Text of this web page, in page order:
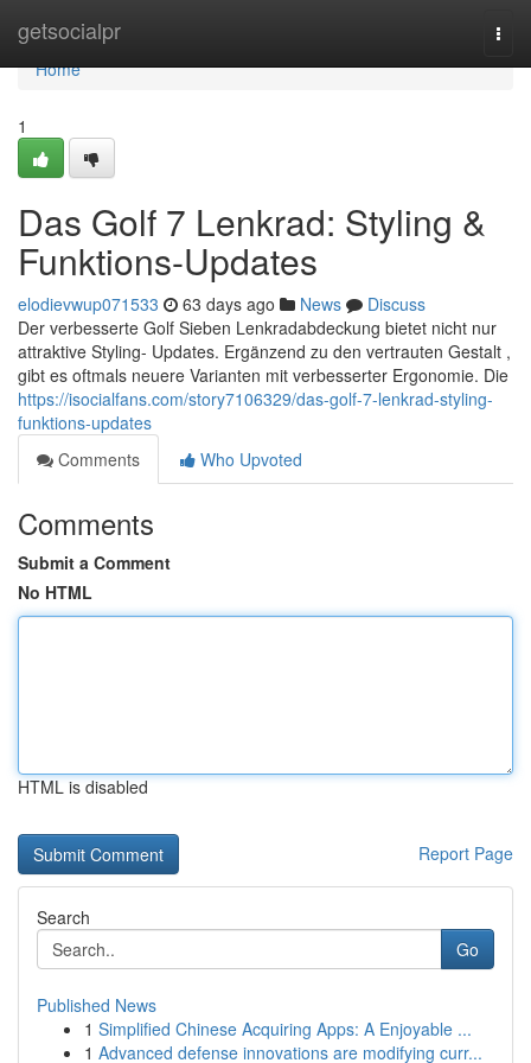
getsocialpr
Home
Home
1
Das Golf 7 Lenkrad: Styling &
Funktions-Updates
elodievwup071533 63 days ago News
Discuss
Der verbesserte Golf Sieben Lenkradabdeckung bietet nicht nur
attraktive Styling- Updates. Ergänzend zu den vertrauten Gestalt ,
gibt es oftmals neuere Varianten mit verbesserter Ergonomie. Die
https://isocialfans.com/story7106329/das-golf-7-lenkrad-styling-
funktions-updates
Comments
Who Upvoted
Comments
Submit a Comment
No HTML
HTML is disabled
Report Page
Search
Go
Published News
1 Simplified Chinese Acquiring Apps: A Enjoyable ...
1 Advanced defense innovations are modifying curr...